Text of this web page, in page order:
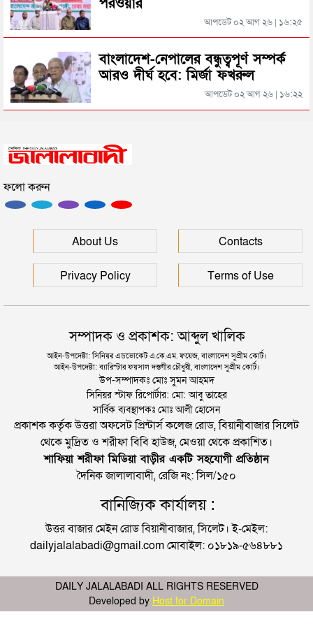
জুলাই আন্দোলন ছাত্র-জনতার বীরত্বের স্মারকস্তম্ভ:
বিয়ানীবাজারের ইউএনও
সিলেটের জোড়া ব্রিজের পাশ থেকে আটক ফরহাদ- বাদশা
প্রধানমন্ত্রী
সিলেটে আরও দুইজনের মৃত্যু, হাসপাতালে ৩ শতাধিক
আপডেট ০২ আগ ২৬ | ১৬:২৫
বাংলাদেশ-নেপালের বন্ধুত্বপূর্ণ সম্পর্ক
আরও দীর্ঘ হবে: মির্জা ফখরুল
আপডেট ০২ আগ ২৬ | ১৬:২২
ফলো করুন
About Us Contacts
Privacy Policy Terms of Use
সম্পাদক ও প্রকাশক: আব্দুল খালিক
আইন-উপদেষ্টা: সিনিয়র এডভোকেট এ.কে.এম. ফয়েজ, বাংলাদেশ সুপ্রীম কোর্ট।
আইন-উপদেষ্টা: ব্যারিস্টার ফয়সাল দস্তগীর চৌধুরী, বাংলাদেশ সুপ্রীম কোর্ট।
উপ-সম্পাদকঃ মোঃ সুমন আহমদ
সিনিয়র স্টাফ রিপোর্টার: মো: আবু তাহের
সার্বিক ব্যবস্থাপকঃ মোঃ আলী হোসেন
প্রকাশক কর্তৃক উত্তরা অফসেট প্রিন্টার্স কলেজ রোড, বিয়ানীবাজার সিলেট
থেকে মুদ্রিত ও শরীফা বিবি হাউজ, মেওয়া থেকে প্রকাশিত।
শাফিয়া শরীফা মিডিয়া বাড়ীর একটি সহযোগী প্রতিষ্ঠান
দৈনিক জালালাবাদী, রেজি নং: সিল/১৫০
বানিজ্যিক কার্যালয় :
উত্তর বাজার মেইন রোড বিয়ানীবাজার, সিলেট। ই-মেইল:
dailyjalalabadi@gmail.com মোবাইল: ০১৮১৯-৫৬৪৮৮১
DAILY JALALABADI ALL RIGHTS RESERVED
Developed by Host for Domain